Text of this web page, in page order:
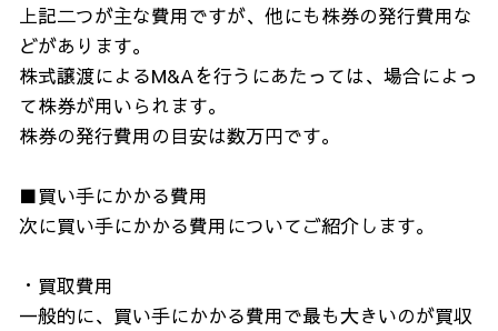
上記二つが主な費用ですが、他にも株券の発行費用な
どがあります。
株式譲渡によるM&Aを行うにあたっては、場合によっ
て株券が用いられます。
株券の発行費用の目安は数万円です。
■買い手にかかる費用
次に買い手にかかる費用についてご紹介します。
・買取費用
一般的に、買い手にかかる費用で最も大きいのが買収